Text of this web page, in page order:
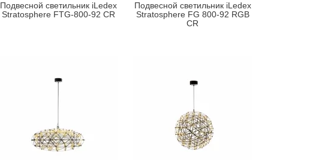
Подвесной светильник iLedex
Stratosphere FTG-800-92 CR
Подвесной светильник iLedex
Stratosphere FG 800-92 RGB
CR